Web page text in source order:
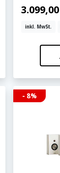
inkl. MwSt.
- 8%